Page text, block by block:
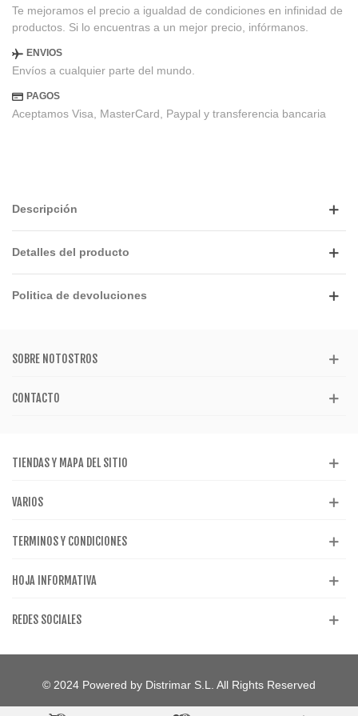
Te mejoramos el precio a igualdad de condiciones en infinidad de
productos. Si lo encuentras a un mejor precio, infórmanos.
ENVIOS
Envíos a cualquier parte del mundo.
PAGOS
Aceptamos Visa, MasterCard, Paypal y transferencia bancaria
Descripción
Detalles del producto
Politica de devoluciones
SOBRE NOTOSTROS
CONTACTO
TIENDAS Y MAPA DEL SITIO
VARIOS
TERMINOS Y CONDICIONES
HOJA INFORMATIVA
REDES SOCIALES
© 2024 Powered by Distrimar S.L. All Rights Reserved